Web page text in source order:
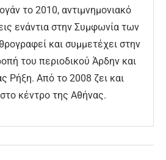
το 2010, αντιμνημονιακό
ενάντια στην Συμφωνία των
και συμμετέχει στην
του περιοδικού Άρδην και
Ρήξη. Από το 2008 ζει και
κέντρο της Αθήνας.